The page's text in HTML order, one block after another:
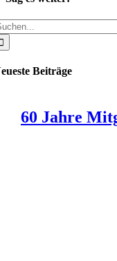
Facebook
X
WhatsApp
Pinterest
E-
Mail
Beiträge
60 Jahre